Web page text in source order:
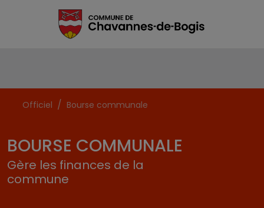
Officiel Bourse communale
BOURSE COMMUNALE
Gère les finances de la
commune